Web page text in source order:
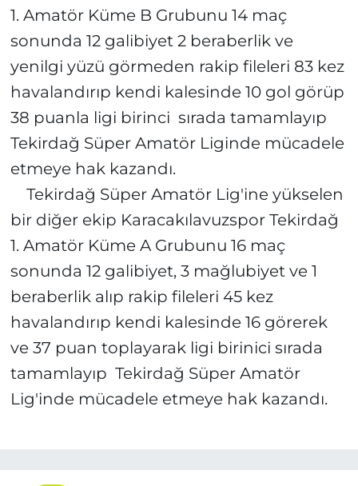
1. Amatör Küme B Grubunu 14 maç
sonunda 12 galibiyet 2 beraberlik ve
yenilgi yüzü görmeden rakip fileleri 83 kez
havalandırıp kendi kalesinde 10 gol görüp
38 puanla ligi birinci sırada tamamlayıp
Tekirdağ Süper Amatör Liginde mücadele
etmeye hak kazandı.
Tekirdağ Süper Amatör Lig'ine yükselen
bir diğer ekip Karacakılavuzspor Tekirdağ
1. Amatör Küme A Grubunu 16 maç
sonunda 12 galibiyet, 3 mağlubiyet ve 1
beraberlik alıp rakip fileleri 45 kez
havalandırıp kendi kalesinde 16 görerek
ve 37 puan toplayarak ligi birinici sırada
tamamlayıp Tekirdağ Süper Amatör
Lig'inde mücadele etmeye hak kazandı.